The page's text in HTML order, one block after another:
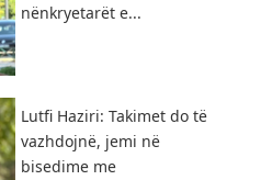
nënkryetarët e...
Lutfi Haziri: Takimet do të
vazhdojnë, jemi në
bisedime me